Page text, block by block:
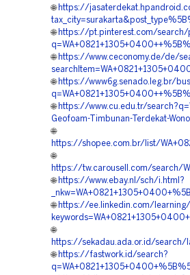
🌐 https://
🌐 https://pt.pinterest.com/search/
🌐 https://www.ceconomy.de/de/
🌐 https://www6g.senado.leg.br/
🌐 https://www.cu.edu.tr/
Geofoam-Timbunan-Terdekat-
🌐
https://shopee.com.br/list/
🌐
https://tw.carousell.com/search/
🌐 https://www.ebay.nl/sch/i.html?
🌐 https://ee.linkedin.com/learning/
🌐
https://sekadau.ada.or.id/search/
🌐 https://fastwork.id/search?